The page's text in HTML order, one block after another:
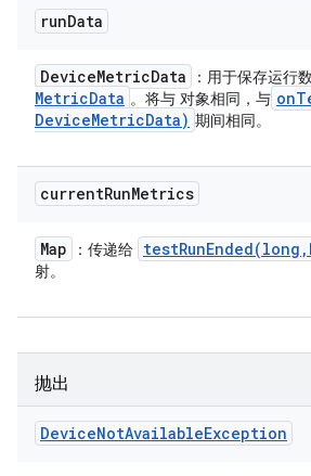
runData
DeviceMetricData ：用于保存运行
MetricData 。将与 对象相同，与
DeviceMetricData) 期间相同。
currentRunMetrics
Map ：传递给 testRunEnded(long ,
射。
抛出
DeviceNotAvailableException